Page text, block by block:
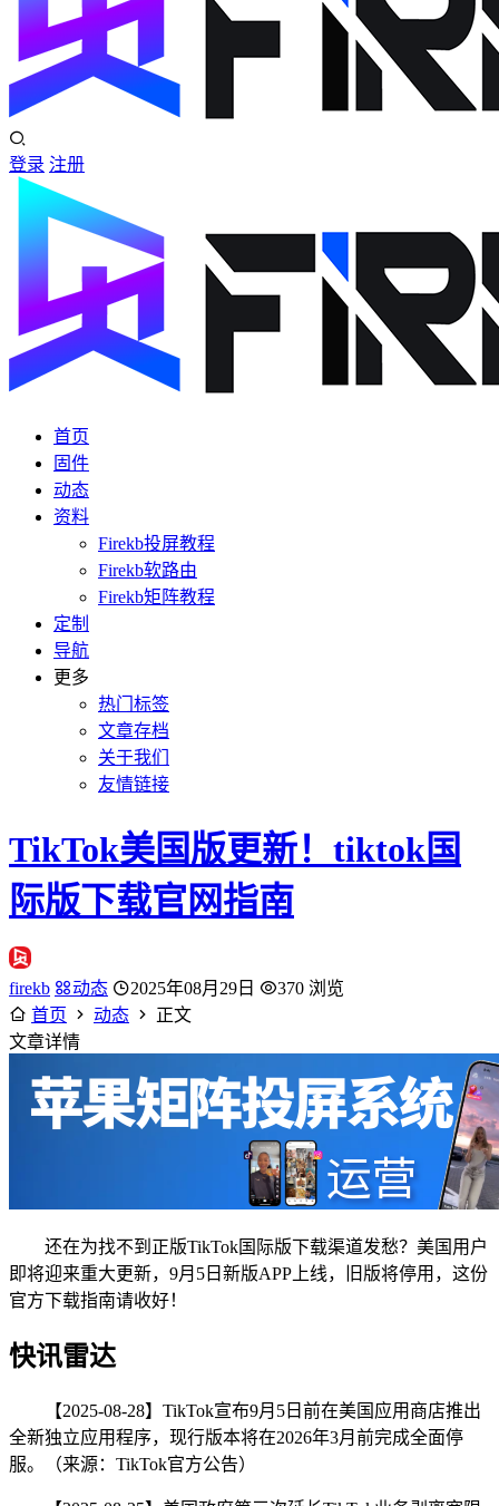
登录 注册
首页
固件
动态
资料
Firekb投屏教程
Firekb软路由
Firekb矩阵教程
定制
导航
更多
热门标签
文章存档
关于我们
友情链接
TikTok美国版更新！tiktok国
际版下载官网指南
firekb 动态 2025年08月29日
370 浏览
首页
动态
正文
文章详情
还在为找不到正版TikTok国际版下载渠道发愁？美国用户
即将迎来重大更新，9月5日新版APP上线，旧版将停用，这份
官方下载指南请收好！
快讯雷达
【2025-08-28】TikTok宣布9月5日前在美国应用商店推出
全新独立应用程序，现行版本将在2026年3月前完成全面停
服。（来源：TikTok官方公告）